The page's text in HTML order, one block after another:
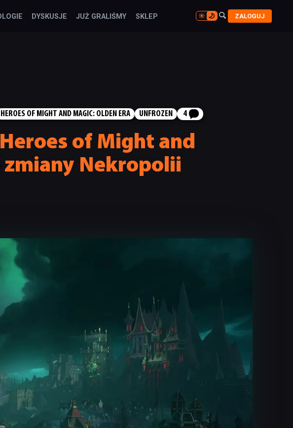
DYSKUSJE JUŻ GRALIŚMY SKLEP 
 ZALOGUJ
HEROES OF MIGHT AND MAGIC: OLDEN ERA UNFROZEN 4
of Might and
zmiany Nekropolii